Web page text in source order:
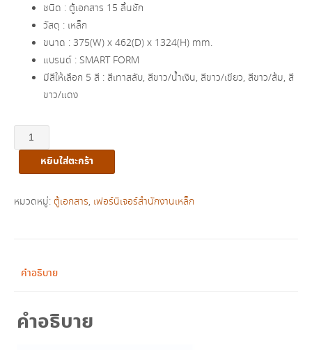
was:
฿7,200.00.฿4,690.00.
ชนิด : ตู้เอกสาร 15 ลิ้นชัก
วัสดุ : เหล็ก
ขนาด : 375(W) x 462(D) x 1324(H) mm.
แบรนด์ : SMART FORM
มีสีให้เลือก 5 สี : สีเทาสลับ, สีขาว/น้ำเงิน, สีขาว/เขียว, สีขาว/ส้ม, สี
ขาว/แดง
จำนวน
ตู้
เอกสาร
15
MD-
หยิบใส่ตะกร้า
หมวดหมู่: ตู้เอกสาร, เฟอร์นิเจอร์สำนักงานเหล็ก
คำอธิบาย
คำอธิบาย